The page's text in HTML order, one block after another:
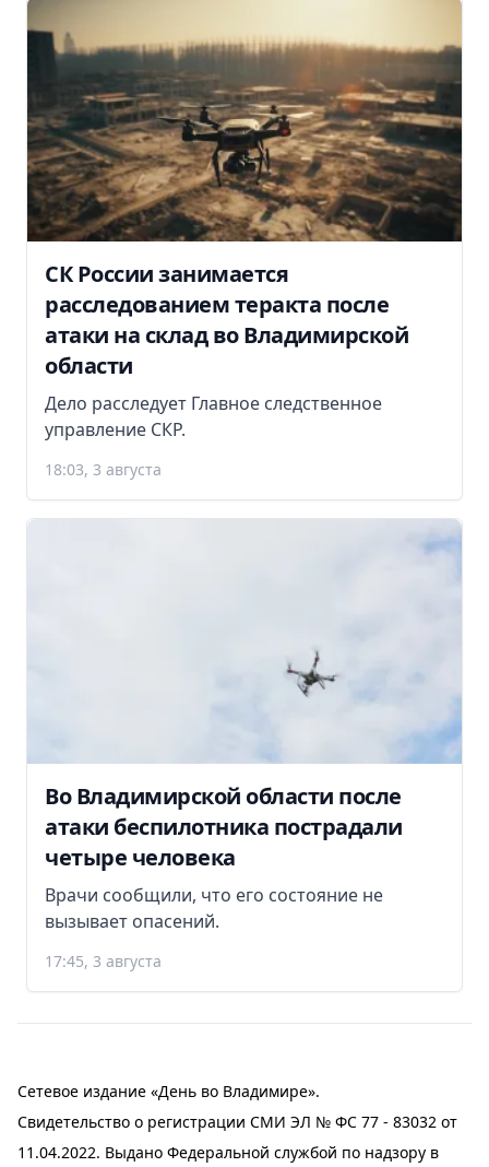
СК России занимается
расследованием теракта после
атаки на склад во Владимирской
области
Дело расследует Главное следственное
управление СКР.
18:03, 3 августа
Во Владимирской области после
атаки беспилотника пострадали
четыре человека
Врачи сообщили, что его состояние не
вызывает опасений.
17:45, 3 августа
Сетевое издание «День во Владимире».
Свидетельство о регистрации СМИ ЭЛ № ФС 77 - 83032 от
11.04.2022. Выдано Федеральной службой по надзору в